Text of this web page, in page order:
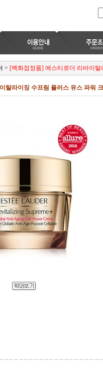
> [백화점정품] 에스티로더 리바이
탈라이징 수프림 플러스 유스 파워